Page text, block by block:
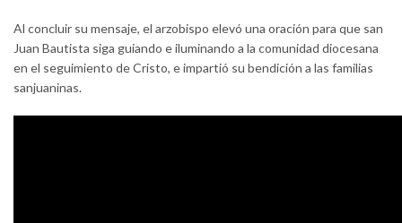
Al concluir su mensaje, el arzobispo elevó una oración para que san
Juan Bautista siga guiando e iluminando a la comunidad diocesana
en el seguimiento de Cristo, e impartió su bendición a las familias
sanjuaninas.